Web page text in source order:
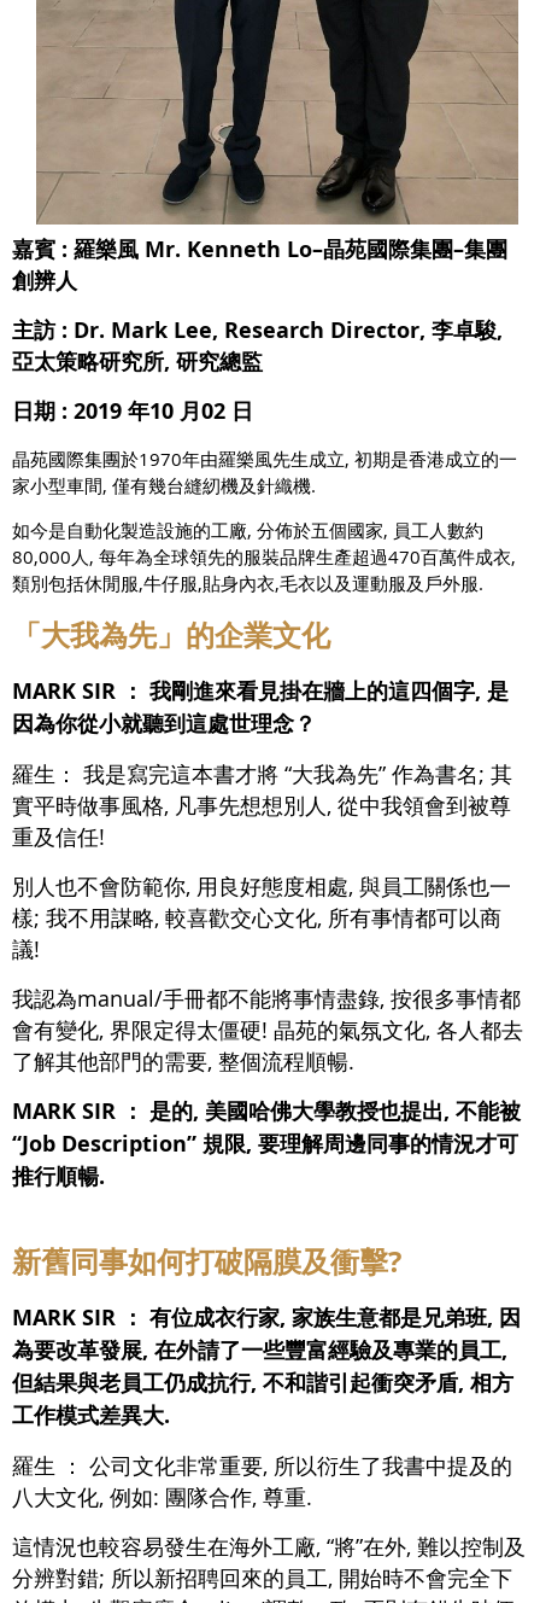
嘉賓 : 羅樂風 Mr. Kenneth Lo–晶苑國際集團–集團
創辨人
主訪 : Dr. Mark Lee, Research Director, 李卓駿,
亞太策略研究所, 研究總監
日期 : 2019 年10 月02 日
晶苑國際集團於1970年由羅樂風先生成立, 初期是香港成立的一
家小型車間, 僅有幾台縫紉機及針織機.
如今是自動化製造設施的工廠, 分佈於五個國家, 員工人數約
80,000人, 每年為全球領先的服裝品牌生產超過470百萬件成衣,
類別包括休閒服,牛仔服,貼身內衣,毛衣以及運動服及戶外服.
「大我為先」的企業文化
MARK SIR ： 我剛進來看見掛在牆上的這四個字, 是
因為你從小就聽到這處世理念？
羅生： 我是寫完這本書才將 “大我為先” 作為書名; 其
實平時做事風格, 凡事先想想別人, 從中我領會到被尊
重及信任!
別人也不會防範你, 用良好態度相處, 與員工關係也一
樣; 我不用謀略, 較喜歡交心文化, 所有事情都可以商
議!
我認為manual/手冊都不能將事情盡錄, 按很多事情都
會有變化, 界限定得太僵硬! 晶苑的氣氛文化, 各人都去
了解其他部門的需要, 整個流程順暢.
MARK SIR ： 是的, 美國哈佛大學教授也提出, 不能被
“Job Description” 規限, 要理解周邊同事的情況才可
推行順暢.
新舊同事如何打破隔膜及衝擊?
MARK SIR ： 有位成衣行家, 家族生意都是兄弟班, 因
為要改革發展, 在外請了一些豐富經驗及專業的員工,
但結果與老員工仍成抗行, 不和諧引起衝突矛盾, 相方
工作模式差異大.
羅生 ： 公司文化非常重要, 所以衍生了我書中提及的
八大文化, 例如: 團隊合作, 尊重.
這情況也較容易發生在海外工廠, “將”在外, 難以控制及
分辨對錯; 所以新招聘回來的員工, 開始時不會完全下